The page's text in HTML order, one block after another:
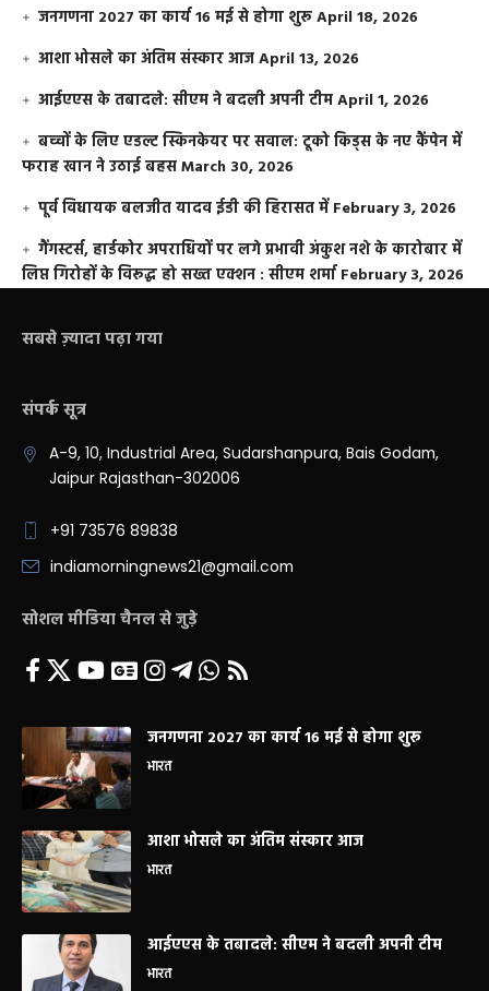
जनगणना 2027 का कार्य 16 मई से होगा शुरूApril 18, 2026
आशा भोसले का अंतिम संस्कार आजApril 13, 2026
आईएएस के तबादले: सीएम ने बदली अपनी टीमApril 1, 2026
बच्चों के लिए एडल्ट स्किनकेयर पर सवाल: टूको किड्स के नए कैंपेन में
फराह खान ने उठाई बहसMarch 30, 2026
पूर्व विधायक बलजीत यादव ईडी की हिरासत में February 3, 2026
गैंगस्टर्स, हार्डकोर अपराधियों पर लगे प्रभावी अंकुश नशे के कारोबार में
लिप्त गिरोहों के विरूद्ध हो सख्त एक्शन : सीएम शर्मा February 3, 2026
सबसे ज़्यादा पढ़ा गया
संपर्क सूत्र
A-9, 10, Industrial Area, Sudarshanpura, Bais Godam,
Jaipur Rajasthan-302006
+91 73576 89838
indiamorningnews21@gmail.com
सोशल मीडिया चैनल से जुड़े
जनगणना 2027 का कार्य 16 मई से होगा शुरू
भारत
आशा भोसले का अंतिम संस्कार आज
भारत
आईएएस के तबादले: सीएम ने बदली अपनी टीम
भारत